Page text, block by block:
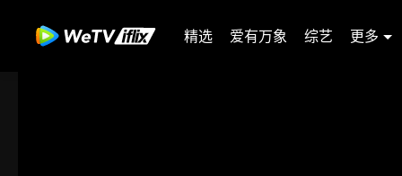
精选 爱有万象 综艺 更多